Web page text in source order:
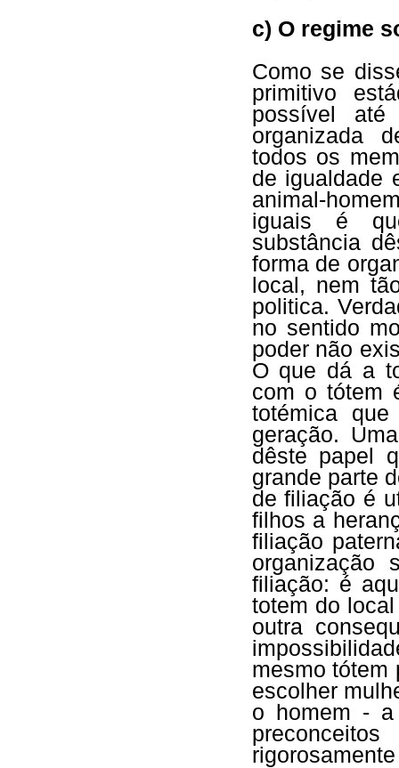
c) O regime
Como se
primitivo
possível até
organizada
todos os
de igualdade
animal-
iguais é
substância
forma de
local, nem
politica.
no sentido
poder não
O que dá a
com o tótem
totémica
geração.
dêste papel
grande parte
de filiação é
filhos a
filiação
organização
filiação: é
totem do
outra
mesmo tótem
escolher
o homem -